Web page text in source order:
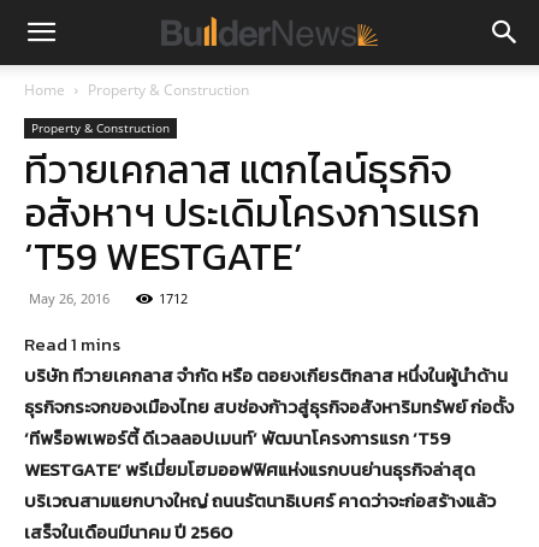
Home Property & Construction
Property & Construction
ทีวายเคกลาส แตกไลน์ธุรกิจ
อสังหาฯ ประเดิมโครงการแรก
‘T59 WESTGATE’
May 26, 2016 1712
บริษัท ทีวายเคกลาส จำกัด หรือ ตอยงเกียรติกลาส หนึ่งในผู้นำด้าน
ธุรกิจกระจกของเมืองไทย สบช่องก้าวสู่ธุรกิจอสังหาริมทรัพย์ ก่อตั้ง
‘ทีพร็อพเพอร์ตี้ ดีเวลลอปเมนท์’ พัฒนาโครงการแรก ‘T59
WESTGATE’ พรีเมี่ยมโฮมออฟฟิศแห่งแรกบนย่านธุรกิจล่าสุด
บริเวณสามแยกบางใหญ่ ถนนรัตนาธิเบศร์ คาดว่าจะก่อสร้างแล้ว
เสร็จในเดือนมีนาคม ปี 2560